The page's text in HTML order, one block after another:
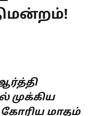
முக்கிய
கோரிய மாதம்